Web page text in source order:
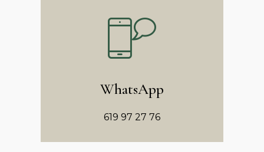
WhatsApp
619 97 27 76